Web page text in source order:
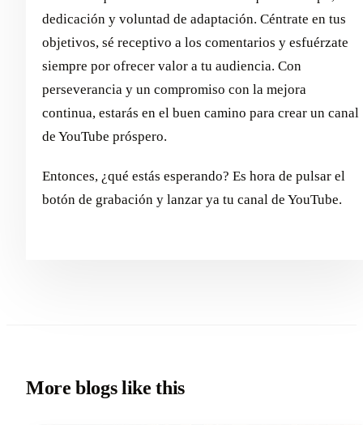
dedicación y voluntad de adaptación. Céntrate en tus
objetivos, sé receptivo a los comentarios y esfuérzate
siempre por ofrecer valor a tu audiencia. Con
perseverancia y un compromiso con la mejora
continua, estarás en el buen camino para crear un canal
de YouTube próspero.
Entonces, ¿qué estás esperando? Es hora de pulsar el
botón de grabación y lanzar ya tu canal de YouTube.
More blogs like this